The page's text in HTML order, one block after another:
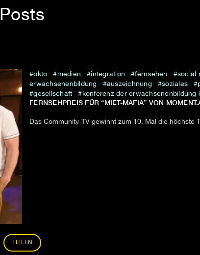
Posts
okto medien integration fernsehen social
erwachsenenbildung
auszeichnung soziales
gesellschaft
konferenz der erwachsenenbildung
FERNSEHPREIS FÜR “MIET-MAFIA” VON
Das Community-TV gewinnt zum 10. Mal die höchste
TEILEN